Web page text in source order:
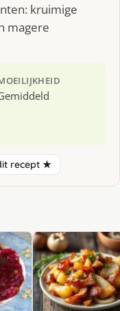
kruimige
magere
recept ★